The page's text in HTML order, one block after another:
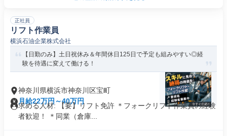
正社員
リフト作業員
横浜石油企業株式会社
【日勤のみ】土日祝休み＆年間休日125日で予定も組みやすい◎経
験を待遇に変えて働ける！
神奈川県横浜市神奈川区宝町
月給22万円～40万円
求める人材: 【要】リフト免許 ＊フォークリフト作業員の経験
者歓迎！ ＊同業（倉庫...